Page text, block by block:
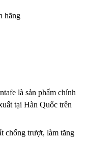
là sản phẩm chính
tại Hàn Quốc trên
chống trượt, làm tăng